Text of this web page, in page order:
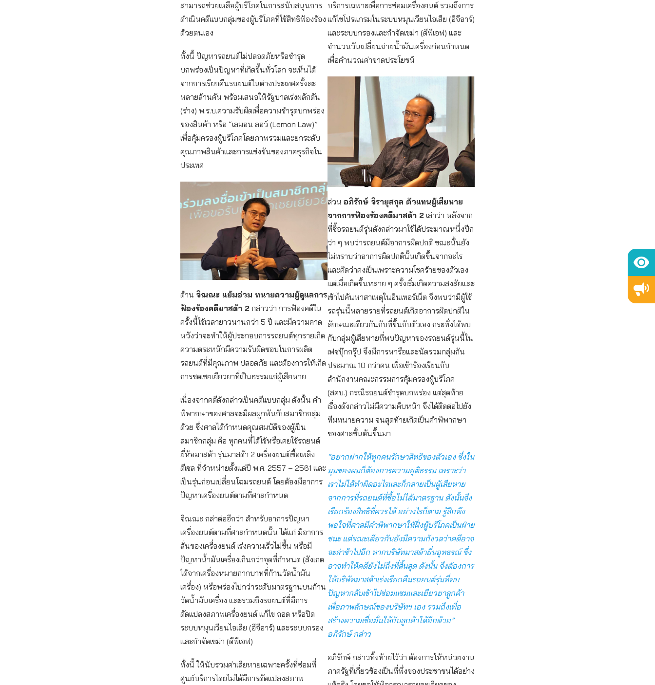
สามารถช่วยเหลือผู้บริโภคในการสนับสนุนการ
ดำเนินคดีแบบกลุ่มของผู้บริโภคที่ใช้สิทธิฟ้องร้อง
ด้วยตนเอง
ทั้งนี้ ปัญหารถยนต์ไม่ปลอดภัยหรือชำรุด
บกพร่องเป็นปัญหาที่เกิดขึ้นทั่วโลก จะเห็นได้
จากการเรียกคืนรถยนต์ในต่างประเทศครั้งละ
หลายล้านคัน พร้อมเสนอให้รัฐบาลเร่งผลักดัน
(ร่าง) พ.ร.บ.ความรับผิดเพื่อความชำรุดบกพร่อง
ของสินค้า หรือ “เลมอน ลอว์ (Lemon Law)”
เพื่อคุ้มครองผู้บริโภคโดยภาพรวมและยกระดับ
คุณภาพสินค้าและการแข่งขันของภาคธุรกิจใน
ประเทศ
ด้าน จิณณะ แย้มอ่วม ทนายความผู้ดูแลการ
ฟ้องร้องคดีมาสด้า 2 กล่าวว่า การฟ้องคดีใน
ครั้งนี้ใช้เวลายาวนานกว่า 5 ปี และมีความคาด
หวังว่าจะทำให้ผู้ประกอบการรถยนต์ทุกรายเกิด
ความตระหนักมีความรับผิดชอบในการผลิต
รถยนต์ที่มีคุณภาพ ปลอดภัย และต้องการให้เกิด
การชดเชยเยียวยาที่เป็นธรรมแก่ผู้เสียหาย
เนื่องจากคดีดังกล่าวเป็นคดีแบบกลุ่ม ดังนั้น คำ
พิพากษาของศาลจะมีผลผูกพันกับสมาชิกกลุ่ม
ด้วย ซึ่งศาลได้กำหนดคุณสมบัติของผู้เป็น
สมาชิกกลุ่ม คือ ทุกคนที่ได้ใช้หรือเคยใช้รถยนต์
ยี่ห้อมาสด้า รุ่นมาสด้า 2 เครื่องยนต์เชื้อเพลิง
ดีเซล ที่จำหน่ายตั้งแต่ปี พ.ศ. 2557 – 2561 และ
เป็นรุ่นก่อนเปลี่ยนโฉมรถยนต์ โดยต้องมีอาการ
ปัญหาเครื่องยนต์ตามที่ศาลกำหนด
จิณณะ กล่าต่ออีกว่า สำหรับอาการปัญหา
เครื่องยนต์ตามที่ศาลกำหนดนั้น ได้แก่ มีอาการ
สั่นของเครื่องยนต์ เร่งความเร็วไม่ขึ้น หรือมี
ปัญหาน้ำมันเครื่องเกินกว่าจุดที่กำหนด (สังเกต
ได้จากเครื่องหมายกากบาทที่ก้านวัดน้ำมัน
เครื่อง) หรือพร่องไปกว่าระดับมาตรฐานบนก้าน
วัดน้ำมันเครื่อง และรวมถึงรถยนต์ที่มีการ
ดัดแปลงสภาพเครื่องยนต์ แก้ไข ถอด หรือปิด
ระบบหมุนเวียนไอเสีย (อีจีอาร์) และระบบกรอง
และกำจัดเขม่า (ดีพีเอฟ)
ทั้งนี้ ให้นับรวมค่าเสียหายเฉพาะครั้งที่ซ่อมที่
ศูนย์บริการโดยไม่ได้มีการดัดแปลงสภาพ
บริการเฉพาะเพื่อการซ่อมเครื่องยนต์ รวมถึงการ
แก้ไขโปรแกรมในระบบหมุนเวียนไอเสีย (อีจีอาร์)
และระบบกรองและกำจัดเขม่า (ดีพีเอฟ) และ
จำนวนวันเปลี่ยนถ่ายน้ำมันเครื่องก่อนกำหนด
เพื่อคำนวณค่าขาดประโยชน์
ส่วน อภิรักษ์ จิรายุสกุล ตัวแทนผู้เสียหาย
จากการฟ้องร้องคดีมาสด้า 2 เล่าว่า หลังจาก
ที่ซื้อรถยนต์รุ่นดังกล่าวมาใช้ได้ประมาณหนึ่งปีก
ว่า ๆ พบว่ารถยนต์มีอาการผิดปกติ ขณะนั้นยัง
ไม่ทราบว่าอาการผิดปกตินั้นเกิดขึ้นจากอะไร
และคิดว่าคงเป็นเพราะความโชคร้ายของตัวเอง
แต่เมื่อเกิดขึ้นหลาย ๆ ครั้งเริ่มเกิดความสงสัยและ
เข้าไปค้นหาสาเหตุในอินเทอร์เน็ต จึงพบว่ามีผู้ใช้
รถรุ่นนี้หลายรายที่รถยนต์เกิดอาการผิดปกติใน
ลักษณะเดียวกันกับที่ขึ้นกับตัวเอง กระทั่งได้พบ
กับกลุ่มผู้เสียหายที่พบปัญหาของรถยนต์รุ่นนี้ใน
เฟซบุ๊กกรุ๊ป จึงมีการหารือและนัดรวมกลุ่มกัน
ประมาณ 10 กว่าคน เพื่อเข้าร้องเรียนกับ
สำนักงานคณะกรรมการคุ้มครองผู้บริโภค
(สคบ.) กรณีรถยนต์ชำรุดบกพร่อง แต่สุดท้าย
เรื่องดังกล่าวไม่มีความคืบหน้า จึงได้ติดต่อไปยัง
ทีมทนายความ จนสุดท้ายเกิดเป็นคำพิพากษา
ของศาลชั้นต้นขึ้นมา
“อยากฝากให้ทุกคนรักษาสิทธิของตัวเอง ซึ่งใน
มุมของผมก็ต้องการความยุติธรรม เพราะว่า
เราไม่ได้ทำผิดอะไรและก็กลายเป็นผู้เสียหาย
จากการที่รถยนต์ที่ซื้อไม่ได้มาตรฐาน ดังนั้นจึง
เรียกร้องสิทธิที่ควรได้ อย่างไรก็ตาม รู้สึกพึง
พอใจที่ศาลมีคำพิพากษาให้ฝั่งผู้บริโภคเป็นฝ่าย
ชนะ แต่ขณะเดียวกันยังมีความกังวลว่าคดีอาจ
จะล่าช้าไปอีก หากบริษัทมาสด้ายื่นอุทธรณ์ ซึ่ง
อาจทำให้คดียังไม่ถึงที่สิ้นสุด ดังนั้น จึงต้องการ
ให้บริษัทมาสด้าเร่งเรียกคืนรถยนต์รุ่นที่พบ
ปัญหากลับเข้าไปซ่อมแซมและเยียวยาลูกค้า
เพื่อภาพลักษณ์ของบริษัทฯ เอง รวมถึงเพื่อ
สร้างความเชื่อมั่นให้กับลูกค้าได้อีกด้วย”
อภิรักษ์ กล่าว
อภิรักษ์ กล่าวทิ้งท้ายไว้ว่า ต้องการให้หน่วยงาน
ภาครัฐที่เกี่ยวข้องเป็นที่พึ่งของประชาชนได้อย่าง